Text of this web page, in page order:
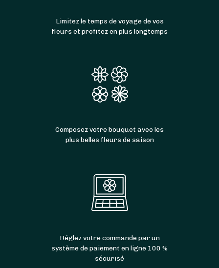
Limitez le temps de voyage de vos
fleurs et profitez en plus longtemps
Composez votre bouquet avec les
plus belles fleurs de saison
Réglez votre commande par un
système de paiement en ligne 100 %
sécurisé